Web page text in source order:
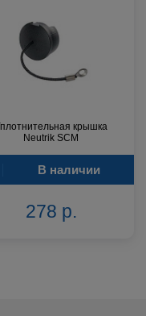
крышка
Neutrik SCM
В наличии
278 р.